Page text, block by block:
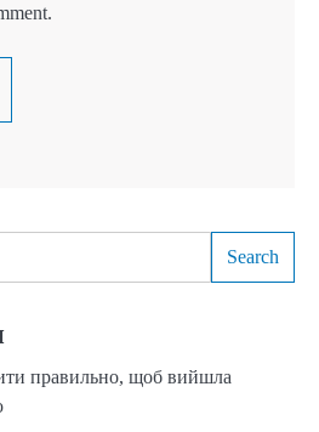
Search
правильно, щоб вийшла